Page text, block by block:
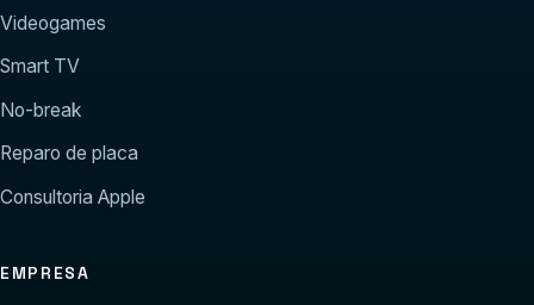
Videogames
Smart TV
No-break
Reparo de placa
Consultoria Apple
EMPRESA